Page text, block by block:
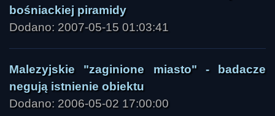
bośniackiej piramidy
Dodano: 2007-05-15 01:03:41
Malezyjskie "zaginione miasto" - badacze
negują istnienie obiektu
Dodano: 2006-05-02 17:00:00